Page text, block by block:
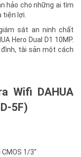
hảo cho những ai tìm
tiện lợi.
sát an ninh chất
Hero Dual D1 10MP.
tài sản một cách
Wifi DAHUA
5F)
1/3″